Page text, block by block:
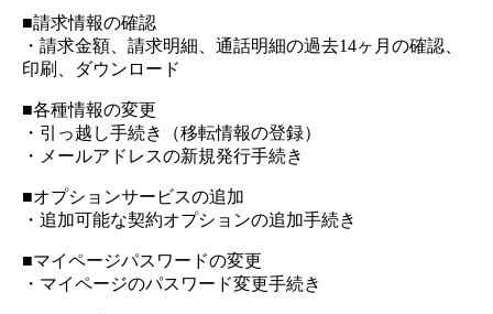
■請求情報の確認
・請求金額、請求明細、通話明細の過去14ヶ月の確認、
印刷、ダウンロード
■各種情報の変更
・引っ越し手続き（移転情報の登録）
・メールアドレスの新規発行手続き
■オプションサービスの追加
・追加可能な契約オプションの追加手続き
■マイページパスワードの変更
・マイページのパスワード変更手続き